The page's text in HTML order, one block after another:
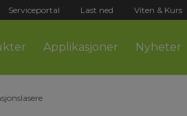
Serviceportal Last ned Viten & Kurs
Applikasjoner Nyheter